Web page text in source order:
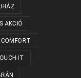
AKCIÓ
IT